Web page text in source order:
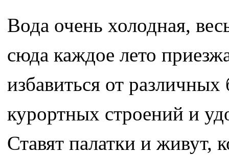
Вода очень холодная,
сюда каждое лето
избавиться от
курортных строений и
Ставят палатки и живут,